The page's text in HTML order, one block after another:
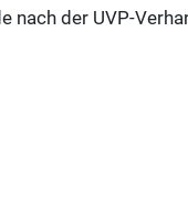
der UVP-